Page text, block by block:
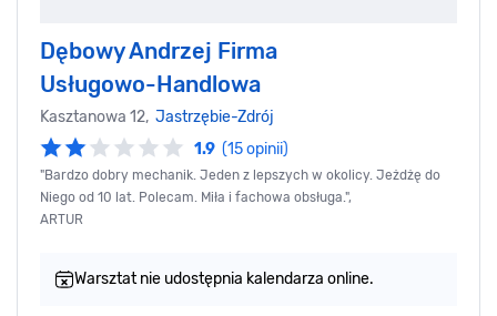
Dębowy Andrzej Firma
Usługowo-Handlowa
Kasztanowa 12, Jastrzębie-Zdrój
1.9 (15 opinii)
"Bardzo dobry mechanik. Jeden z lepszych w okolicy. Jeżdżę do
Niego od 10 lat. Polecam. Miła i fachowa obsługa.",
ARTUR
Warsztat nie udostępnia kalendarza online.